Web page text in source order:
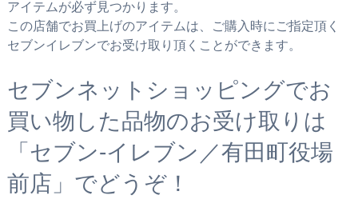
アイテムが必ず見つかります。
この店舗でお買上げのアイテムは、ご購入時にご指定頂く
セブンイレブンでお受け取り頂くことができます。
セブンネットショッピングでお
買い物した品物のお受け取りは
「セブン‐イレブン／有田町役場
前店」でどうぞ！